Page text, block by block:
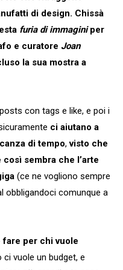
di design. Chissà
furia di immaginiper
e curatore Joan
la sua mostra a
con tags e like, e poi i
ci aiutano a
di tempo,visto che
sembra che l’arte
(ce ne vogliono sempre
obbligandoci comunque a
fare per chi vuole
ci vuole un budget, e